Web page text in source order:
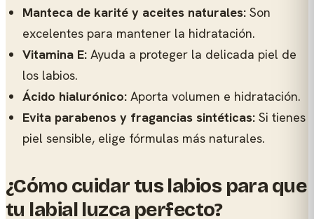
Manteca de karité y aceites naturales: Son
excelentes para mantener la hidratación.
Vitamina E: Ayuda a proteger la delicada piel de
los labios.
Ácido hialurónico: Aporta volumen e hidratación.
Evita parabenos y fragancias sintéticas: Si tienes
piel sensible, elige fórmulas más naturales.
¿Cómo cuidar tus labios para que
tu labial luzca perfecto?